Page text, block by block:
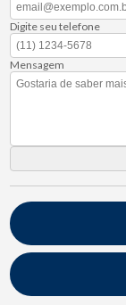
Digite seu telefone
Mensagem